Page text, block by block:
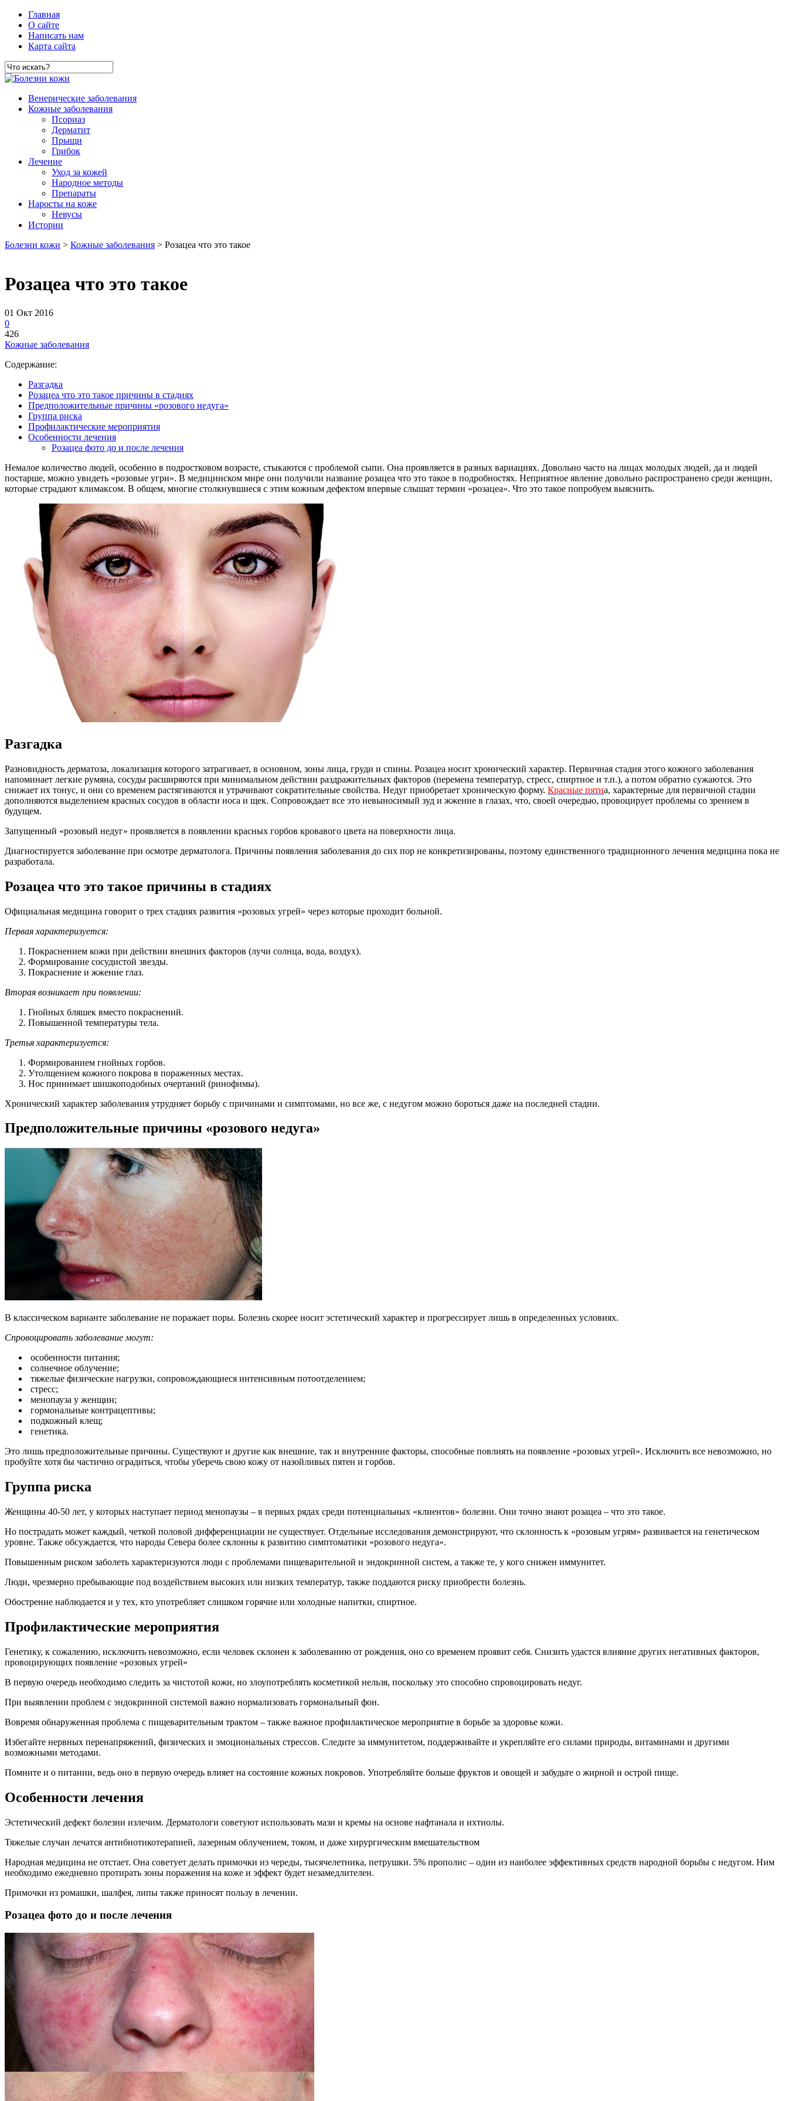
Главная
О сайте
Написать нам
Карта сайта
Венерические заболевания
Кожные заболевания
Псориаз
Дерматит
Прыщи
Грибок
Лечение
Уход за кожей
Народное методы
Препараты
Наросты на коже
Невусы
Истории
Болезни кожи > Кожные заболевания > Розацеа что это такое
Розацеа что это такое
01 Окт 2016
0
426
Кожные заболевания
Содержание:
Разгадка
Розацеа что это такое причины в стадиях
Предположительные причины «розового недуга»
Группа риска
Профилактические мероприятия
Особенности лечения
Розацеа фото до и после лечения
Немалое количество людей, особенно в подростковом возрасте, стыкаются с проблемой сыпи. Она проявляется в разных вариациях. Довольно часто на лицах молодых людей, да и людей
постарше, можно увидеть «розовые угри». В медицинском мире они получили название розацеа что это такое в подробностях. Неприятное явление довольно распространено среди женщин,
которые страдают климаксом. В общем, многие столкнувшиеся с этим кожным дефектом впервые слышат термин «розацеа». Что это такое попробуем выяснить.
Разгадка
Разновидность дерматоза, локализация которого затрагивает, в основном, зоны лица, груди и спины. Розацеа носит хронический характер. Первичная стадия этого кожного заболевания
напоминает легкие румяна, сосуды расширяются при минимальном действии раздражительных факторов (перемена температур, стресс, спиртное и т.п.), а потом обратно сужаются. Это
снижает их тонус, и они со временем растягиваются и утрачивают сократительные свойства. Недуг приобретает хроническую форму. Красные пятна, характерные для первичной стадии
дополняются выделением красных сосудов в области носа и щек. Сопровождает все это невыносимый зуд и жжение в глазах, что, своей очередью, провоцирует проблемы со зрением в
будущем.
Запущенный «розовый недуг» проявляется в появлении красных горбов кровавого цвета на поверхности лица.
Диагностируется заболевание при осмотре дерматолога. Причины появления заболевания до сих пор не конкретизированы, поэтому единственного традиционного лечения медицина пока не
разработала.
Розацеа что это такое причины в стадиях
Официальная медицина говорит о трех стадиях развития «розовых угрей» через которые проходит больной.
Первая характеризуется:
Покраснением кожи при действии внешних факторов (лучи солнца, вода, воздух).
Формирование сосудистой звезды.
Покраснение и жжение глаз.
Вторая возникает при появлении:
Гнойных бляшек вместо покраснений.
Повышенной температуры тела.
Третья характеризуется:
Формированием гнойных горбов.
Утолщением кожного покрова в пораженных местах.
Нос принимает шишкоподобных очертаний (ринофимы).
Хронический характер заболевания утрудняет борьбу с причинами и симптомами, но все же, с недугом можно бороться даже на последней стадии.
Предположительные причины «розового недуга»
В классическом варианте заболевание не поражает поры. Болезнь скорее носит эстетический характер и прогрессирует лишь в определенных условиях.
Спровоцировать заболевание могут:
особенности питания;
солнечное облучение;
тяжелые физические нагрузки, сопровождающиеся интенсивным потоотделением;
стресс;
менопауза у женщин;
гормональные контрацептивы;
подкожный клещ;
генетика.
Это лишь предположительные причины. Существуют и другие как внешние, так и внутренние факторы, способные повлиять на появление «розовых угрей». Исключить все невозможно, но
пробуйте хотя бы частично оградиться, чтобы уберечь свою кожу от назойливых пятен и горбов.
Группа риска
Женщины 40-50 лет, у которых наступает период менопаузы – в первых рядах среди потенциальных «клиентов» болезни. Они точно знают розацеа – что это такое.
Но пострадать может каждый, четкой половой дифференциации не существует. Отдельные исследования демонстрируют, что склонность к «розовым угрям» развивается на генетическом
уровне. Также обсуждается, что народы Севера более склонны к развитию симптоматики «розового недуга».
Повышенным риском заболеть характеризуются люди с проблемами пищеварительной и эндокринной систем, а также те, у кого снижен иммунитет.
Люди, чрезмерно пребывающие под воздействием высоких или низких температур, также поддаются риску приобрести болезнь.
Обострение наблюдается и у тех, кто употребляет слишком горячие или холодные напитки, спиртное.
Профилактические мероприятия
Генетику, к сожалению, исключить невозможно, если человек склонен к заболеванию от рождения, оно со временем проявит себя. Снизить удастся влияние других негативных факторов,
провоцирующих появление «розовых угрей»
В первую очередь необходимо следить за чистотой кожи, но злоупотреблять косметикой нельзя, поскольку это способно спровоцировать недуг.
При выявлении проблем с эндокринной системой важно нормализовать гормональный фон.
Вовремя обнаруженная проблема с пищеварительным трактом – также важное профилактическое мероприятие в борьбе за здоровье кожи.
Избегайте нервных перенапряжений, физических и эмоциональных стрессов. Следите за иммунитетом, поддерживайте и укрепляйте его силами природы, витаминами и другими
возможными методами.
Помните и о питании, ведь оно в первую очередь влияет на состояние кожных покровов. Употребляйте больше фруктов и овощей и забудьте о жирной и острой пище.
Особенности лечения
Эстетический дефект болезни излечим. Дерматологи советуют использовать мази и кремы на основе нафтанала и ихтиолы.
Тяжелые случаи лечатся антибиотикотерапией, лазерным облучением, током, и даже хирургическим вмешательством
Народная медицина не отстает. Она советует делать примочки из череды, тысячелетника, петрушки. 5% прополис – один из наиболее эффективных средств народной борьбы с недугом. Ним
необходимо ежедневно протирать зоны поражения на коже и эффект будет незамедлителен.
Примочки из ромашки, шалфея, липы также приносят пользу в лечении.
Розацеа фото до и после лечения